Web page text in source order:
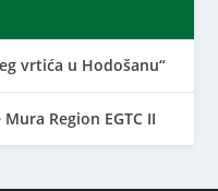
vrtića u Hodošanu“
Region EGTC II